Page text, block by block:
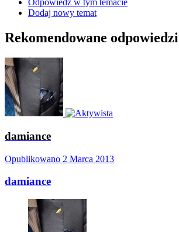
Odpowiedz w tym temacie
Dodaj nowy temat
Rekomendowane odpowiedzi
damiance
Opublikowano 2 Marca 2013
damiance